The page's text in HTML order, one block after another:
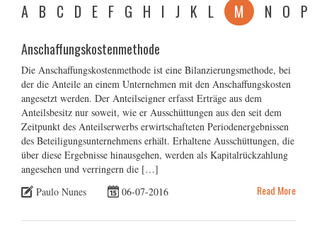
A B C D E F G H I J K L M N O P
Anschaffungskostenmethode
Die Anschaffungskostenmethode ist eine Bilanzierungsmethode, bei
der die Anteile an einem Unternehmen mit den Anschaffungskosten
angesetzt werden. Der Anteilseigner erfasst Erträge aus dem
Anteilsbesitz nur soweit, wie er Ausschüttungen aus den seit dem
Zeitpunkt des Anteilserwerbs erwirtschafteten Periodenergebnissen
des Beteiligungsunternehmens erhält. Erhaltene Ausschüttungen, die
über diese Ergebnisse hinausgehen, werden als Kapitalrückzahlung
angesehen und verringern die […]
Paulo Nunes
06-07-2016 Read More